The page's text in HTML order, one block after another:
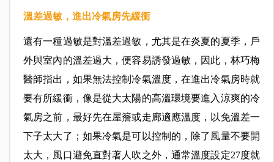
溫差過敏，進出冷氣房先緩衝
還有一種過敏是對溫差過敏，尤其是在炎夏的夏季，戶
外與室內的溫差過大，便容易誘發過敏，因此，林巧梅
醫師指出，如果無法控制冷氣溫度，在進出冷氣房時就
要有所緩衝，像是從大太陽的高溫環境要進入涼爽的冷
氣房之前，最好先在屋簷或走廊適應溫度，以免溫差一
下子太大了；如果冷氣是可以控制的，除了風量不要開
太大，風口避免直對著人吹之外，通常溫度設定27度就